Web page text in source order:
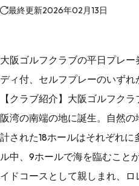
最終更新2026年02月13日
大阪ゴルフクラブの平日プレ
ディ付、セルフプレーのいずれ
【クラブ紹介】大阪ゴルフク
阪湾の南端の地に誕生。自然
計された18ホールはそれぞれに
ル中、9ホールで海を臨むこと
イドコースとして親しまれ、